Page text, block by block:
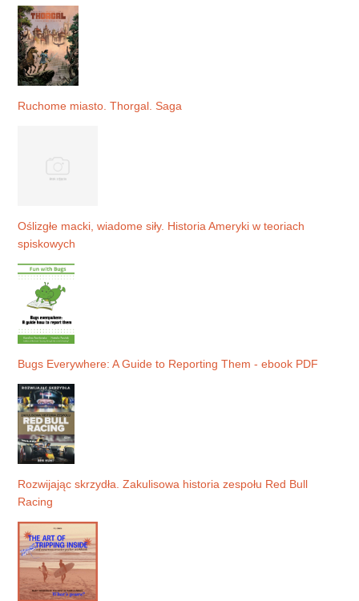
Ruchome miasto. Thorgal. Saga
Oślizgłe macki, wiadome siły. Historia Ameryki w teoriach
spiskowych
Bugs Everywhere: A Guide to Reporting Them - ebook PDF
Rozwijając skrzydła. Zakulisowa historia zespołu Red Bull
Racing